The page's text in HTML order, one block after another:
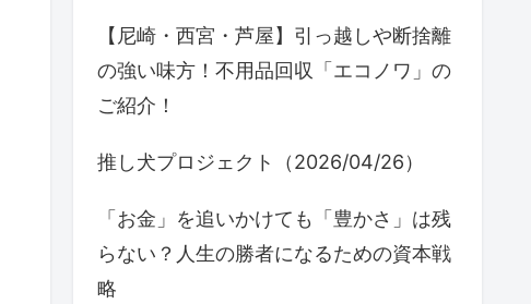
【尼崎・西宮・芦屋】引っ越しや断捨離
の強い味方！不用品回収「エコノワ」の
ご紹介！
推し犬プロジェクト（2026/04/26）
「お金」を追いかけても「豊かさ」は残
らない？人生の勝者になるための資本戦
略